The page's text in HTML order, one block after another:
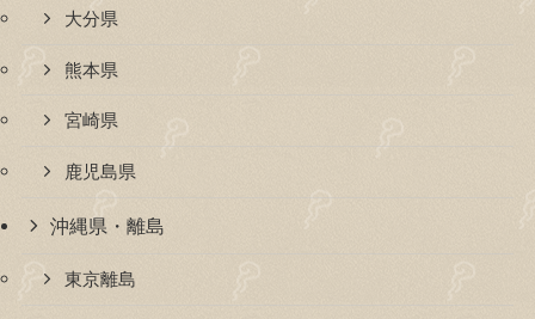
大分県
熊本県
宮崎県
鹿児島県
沖縄県・離島
東京離島